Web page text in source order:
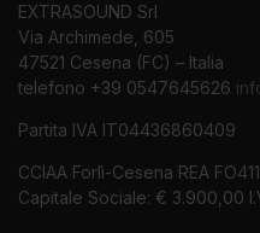
EXTRASOUND Srl
Via Archimede, 605
47521 Cesena (FC) – Italia
telefono +39 0547645626
Partita IVA IT04436860409
CCIAA Forlì-Cesena REA
Capitale Sociale: € 3.900,00